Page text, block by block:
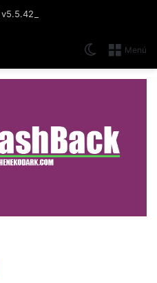
Menú
Switch skin